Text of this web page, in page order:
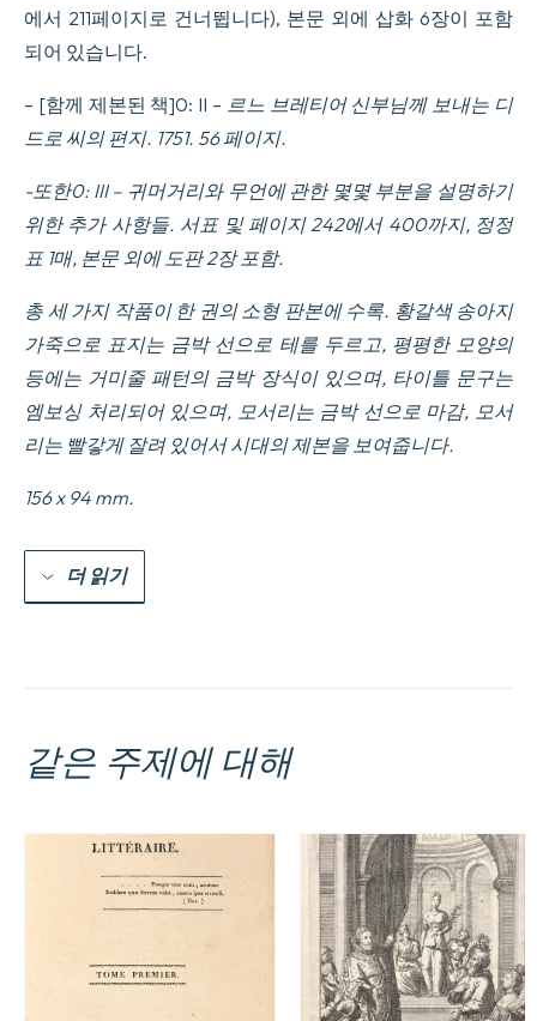
에서 211페이지로 건너뜁니다), 본문 외에 삽화 6장이 포함
되어 있습니다.
– [함께 제본된 책]0: II – 르느 브레티어 신부님께 보내는 디
드로 씨의 편지. 1751. 56 페이지.
-또한0: III – 귀머거리와 무언에 관한 몇몇 부분을 설명하기
위한 추가 사항들. 서표 및 페이지 242에서 400까지, 정정
표 1매, 본문 외에 도판 2장 포함.
총 세 가지 작품이 한 권의 소형 판본에 수록. 황갈색 송아지
가죽으로 표지는 금박 선으로 테를 두르고, 평평한 모양의
등에는 거미줄 패턴의 금박 장식이 있으며, 타이틀 문구는
엠보싱 처리되어 있으며, 모서리는 금박 선으로 마감, 모서
리는 빨갛게 잘려 있어서 시대의 제본을 보여줍니다.
156 x 94 mm.
더 읽기
같은 주제에 대해